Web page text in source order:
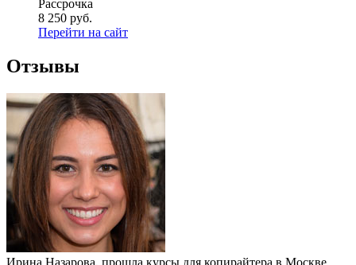
Рассрочка
8 250 руб.
Перейти на сайт
Отзывы
Ирина Назарова, прошла курсы для копирайтера в Москве